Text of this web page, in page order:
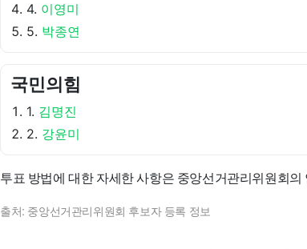
4. 이영미
5. 박종연
국민의힘
1. 김명진
2. 강윤미
투표 방법에 대한 자세한 사항은 중앙선거관리위원회
출처: 중앙선거관리위원회 후보자 등록 정보